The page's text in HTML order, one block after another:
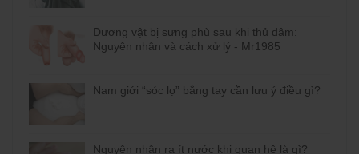
Dương vật bị sưng phù sau khi thủ dâm:
Nguyên nhân và cách xử lý - Mr1985
Nam giới “sóc lọ” bằng tay cần lưu ý điều gì?
Nguyên nhân ra ít nước khi quan hệ là gì?